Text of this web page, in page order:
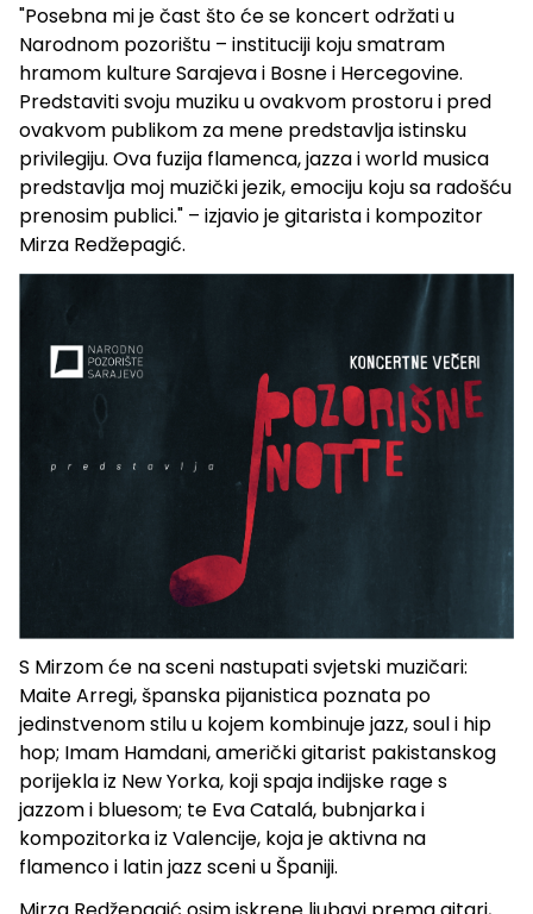
"Posebna mi je čast što će se koncert održati u
Narodnom pozorištu – instituciji koju smatram
hramom kulture Sarajeva i Bosne i Hercegovine.
Predstaviti svoju muziku u ovakvom prostoru i pred
ovakvom publikom za mene predstavlja istinsku
privilegiju. Ova fuzija flamenca, jazza i world musica
predstavlja moj muzički jezik, emociju koju sa radošću
prenosim publici." – izjavio je gitarista i kompozitor
Mirza Redžepagić.
S Mirzom će na sceni nastupati svjetski muzičari:
Maite Arregi, španska pijanistica poznata po
jedinstvenom stilu u kojem kombinuje jazz, soul i hip
hop; Imam Hamdani, američki gitarist pakistanskog
porijekla iz New Yorka, koji spaja indijske rage s
jazzom i bluesom; te Eva Catalá, bubnjarka i
kompozitorka iz Valencije, koja je aktivna na
flamenco i latin jazz sceni u Španiji.